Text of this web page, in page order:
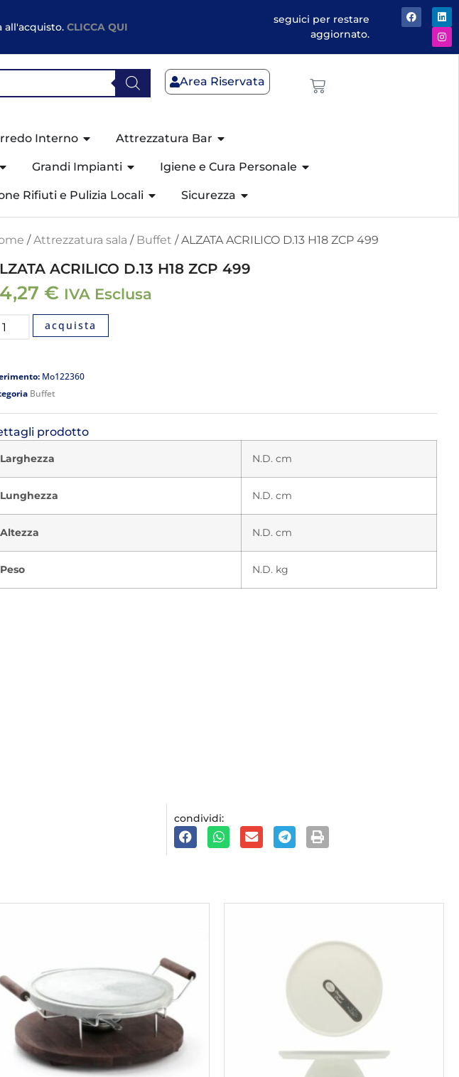
all'acquisto.CLICCA QUI
seguici per restare
aggiornato.
Area Riservata
Interno Attrezzatura Bar
Grandi Impianti Igiene e Cura Personale
Rifiuti e Pulizia Locali Sicurezza
/Attrezzatura sala / Buffet / ALZATA ACRILICO D.13 H18 ZCP 499
ACRILICO D.13 H18 ZCP 499
€ IVA Esclusa
acquista
Mo122360
Buffet
prodotto
Larghezza N.D. cm
Lunghezza N.D. cm
Altezza N.D. cm
Peso N.D. kg
condividi: